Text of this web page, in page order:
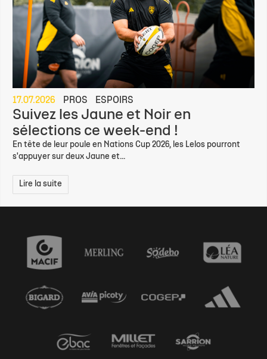
17.07.2026 PROS ESPOIRS
Suivez les Jaune et Noir en
sélections ce week-end !
En tête de leur poule en Nations Cup 2026, les Lelos pourront
s'appuyer sur deux Jaune et...
Lire la suite